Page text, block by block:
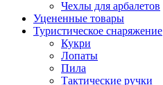
Чехлы для арбалетов
Уцененные товары
Туристическое снаряжение
Кукри
Лопаты
Пила
Тактические ручки